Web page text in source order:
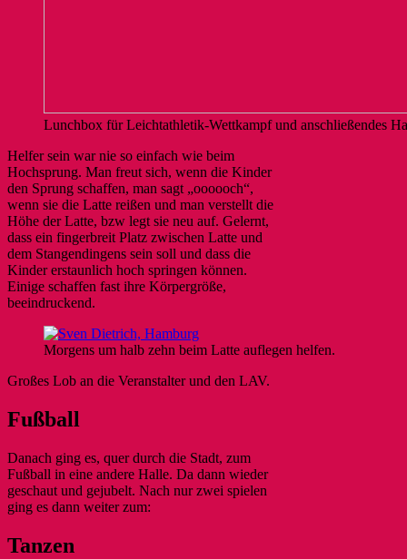
Lunchbox für Leichtathletik-Wettkampf und anschließendes
Helfer sein war nie so einfach wie beim
Hochsprung. Man freut sich, wenn die Kinder
den Sprung schaffen, man sagt „oooooch“,
wenn sie die Latte reißen und man verstellt die
Höhe der Latte, bzw legt sie neu auf. Gelernt,
dass ein fingerbreit Platz zwischen Latte und
dem Stangendingens sein soll und dass die
Kinder erstaunlich hoch springen können.
Einige schaffen fast ihre Körpergröße,
beeindruckend.
Morgens um halb zehn beim Latte auflegen helfen.
Großes Lob an die Veranstalter und den LAV.
Fußball
Danach ging es, quer durch die Stadt, zum
Fußball in eine andere Halle. Da dann wieder
geschaut und gejubelt. Nach nur zwei spielen
ging es dann weiter zum:
Tanzen